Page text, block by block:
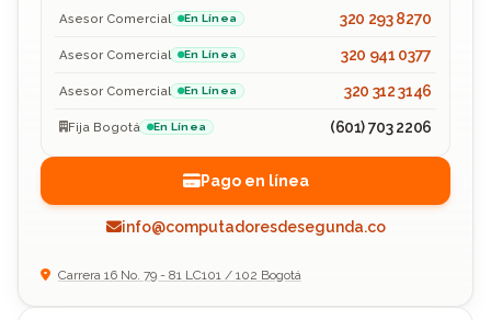
Asesor Comercial En Línea 320 293 8270
Asesor Comercial En Línea 320 941 0377
Asesor Comercial En Línea 320 312 3146
Fija Bogotá En Línea (601) 703 2206
Pago en línea
info@computadoresdesegunda.co
Carrera 16 No. 79 - 81 LC101 / 102 Bogotá